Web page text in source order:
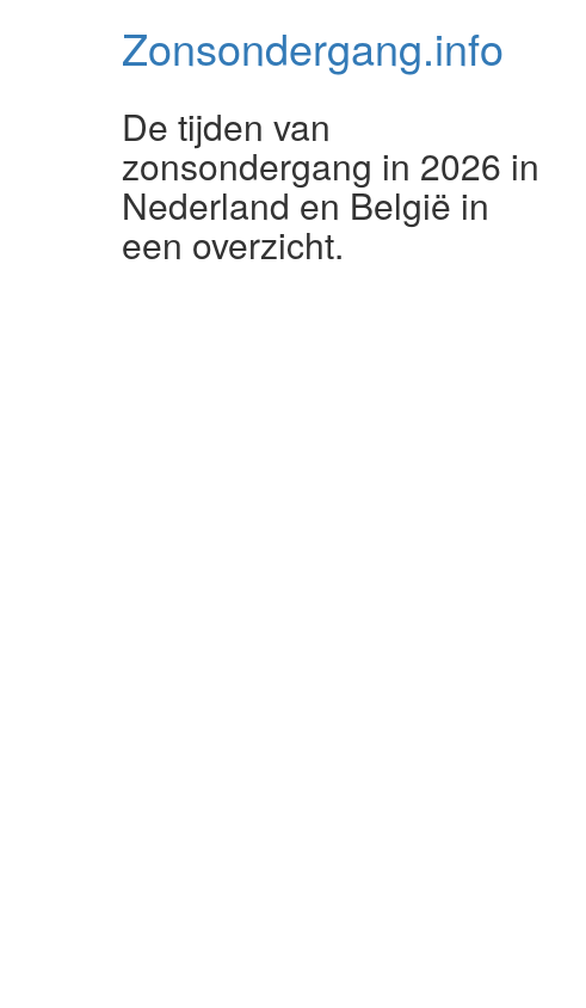
Zonsondergang.info
De tijden van
zonsondergang in 2026 in
Nederland en België in
een overzicht.